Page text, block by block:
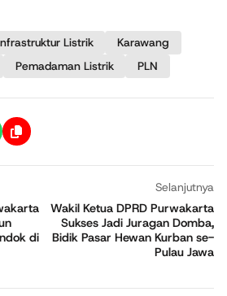
Listrik
Karawang
Pemadaman Listrik PLN
di
Selanjutnya
Wakil Ketua DPRD Purwakarta
Sukses Jadi Juragan Domba,
Bidik Pasar Hewan Kurban se-
Pulau Jawa